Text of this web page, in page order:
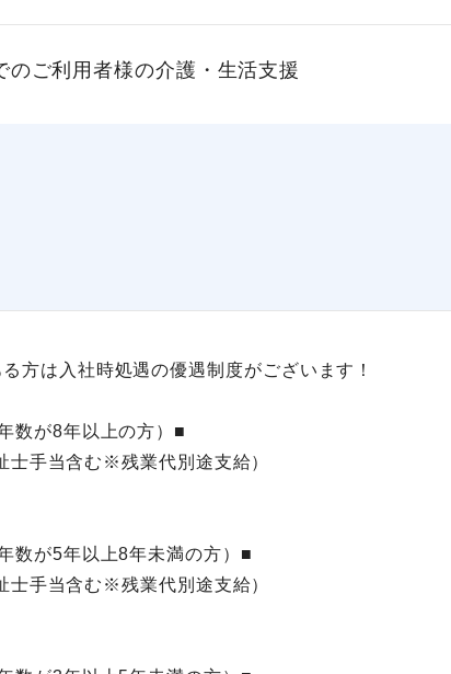
のご利用者様の介護・生活支援
方は入社時処遇の優遇制度がございます！
数が8年以上の方）■
士手当含む※残業代別途支給）
数が5年以上8年未満の方）■
士手当含む※残業代別途支給）